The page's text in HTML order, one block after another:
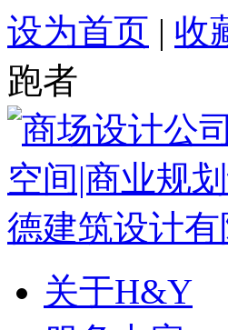
设为首页 | 收
跑者
关于H&Y